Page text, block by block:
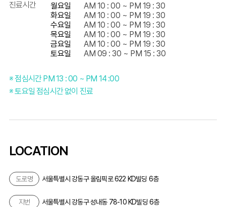
진료시간 월요일
AM 10 : 00 ~ PM 19 : 30
화요일
AM 10 : 00 ~ PM 19 : 30
수요일
AM 10 : 00 ~ PM 19 : 30
목요일
AM 10 : 00 ~ PM 19 : 30
금요일
AM 10 : 00 ~ PM 19 : 30
토요일
AM 09 : 30 ~ PM 15 : 30
※ 점심시간 PM 13 : 00 ~ PM 14 :00
※ 토요일 점심시간 없이 진료
LOCATION
도로명 서울특별시 강동구 올림픽로 622 KD빌딩 6층
지번 서울특별시 강동구 성내동 78-10 KD빌딩 6층